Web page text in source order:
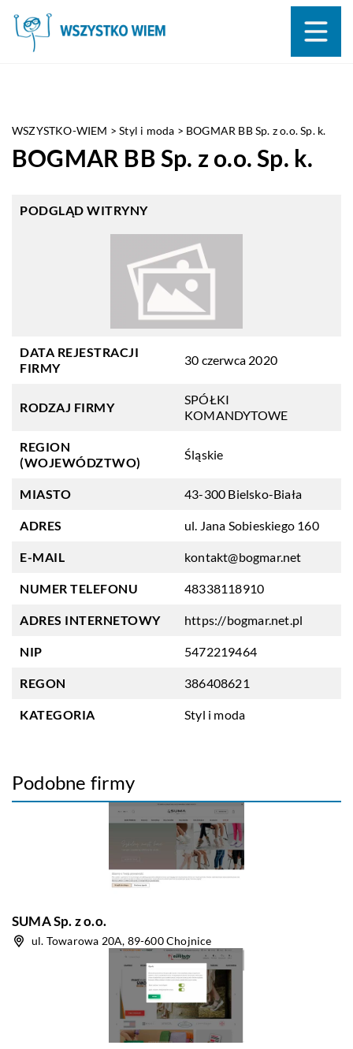
WSZYSTKO-WIEM >Styl i moda > BOGMAR BB Sp. z o.o. Sp. k.
BOGMAR BB Sp. z o.o. Sp. k.
PODGLĄD WITRYNY
DATA REJESTRACJI
FIRMY
30 czerwca 2020
RODZAJ FIRMY
SPÓŁKI
KOMANDYTOWE
REGION
(WOJEWÓDZTWO)
Śląskie
MIASTO 43-300 Bielsko-Biała
ADRES ul. Jana Sobieskiego 160
E-MAIL kontakt@bogmar.net
NUMER TELEFONU 48338118910
ADRES INTERNETOWY https://bogmar.net.pl
NIP 5472219464
REGON 386408621
KATEGORIA Styl i moda
Podobne firmy
SUMA Sp. z o.o.
ul. Towarowa 20A, 89-600 Chojnice